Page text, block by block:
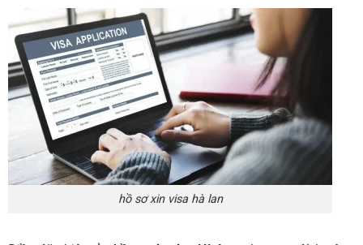
hồ sơ xin visa hà lan